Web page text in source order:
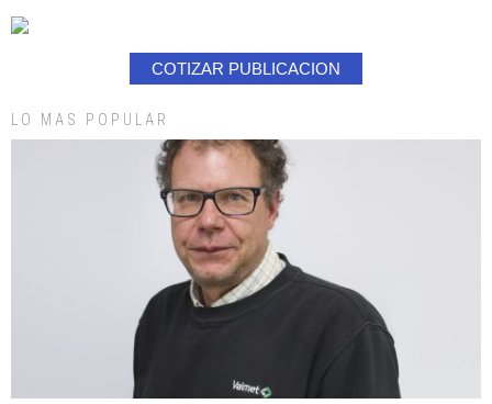
COTIZAR PUBLICACION
LO MAS POPULAR